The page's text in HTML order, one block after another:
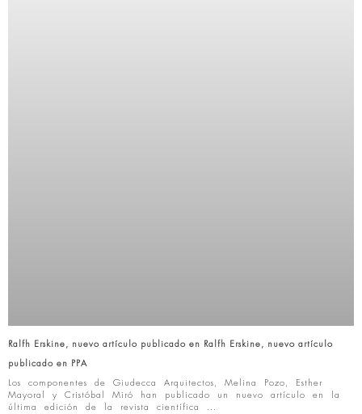
Ralfh Erskine, nuevo artículo publicado en Ralfh Erskine, nuevo artículo
publicado en PPA
Los componentes de Giudecca Arquitectos, Melina Pozo, Esther
Mayoral y Cristóbal Miró han publicado un nuevo artículo en la
última edición de la revista científica